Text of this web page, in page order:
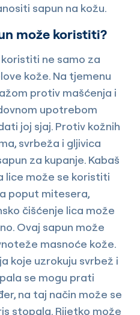
sapun na kožu.
može koristiti?
ne samo za
kože. Na tjemenu
protiv mašćenja i
upotrebom
joj sjaj. Protiv kožnih
svrbeža i gljivica
za kupanje. Kabaš
lice može se koristiti
poput mitesera,
čišćenje lica može
Ovaj sapun može
masnoće kože.
koje uzrokuju svrbež i
se mogu prati
na taj način može se
stopala. Rijetko može